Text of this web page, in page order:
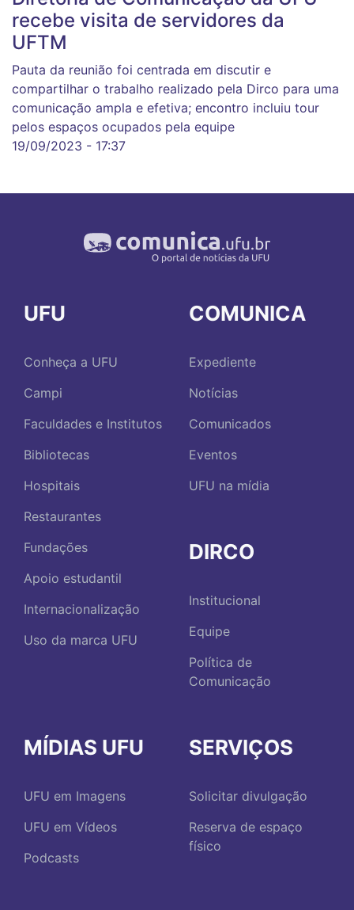
recebe visita de servidores da
UFTM
Pauta da reunião foi centrada em discutir e
compartilhar o trabalho realizado pela Dirco para uma
comunicação ampla e efetiva; encontro incluiu tour
pelos espaços ocupados pela equipe
19/09/2023 - 17:37
UFU
Conheça a UFU
Campi
Faculdades e Institutos
Bibliotecas
Hospitais
Restaurantes
Fundações
Apoio estudantil
Internacionalização
Uso da marca UFU
COMUNICA
Expediente
Notícias
Comunicados
Eventos
UFU na mídia
DIRCO
Institucional
Equipe
Política de
Comunicação
MÍDIAS UFU
UFU em Imagens
UFU em Vídeos
Podcasts
SERVIÇOS
Solicitar divulgação
Reserva de espaço
físico